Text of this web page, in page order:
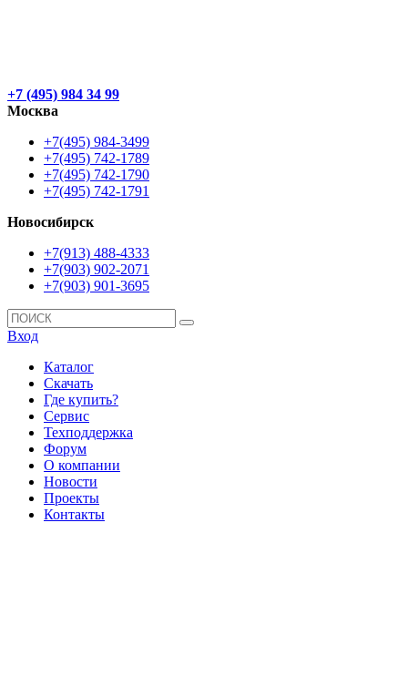
+7 (495) 984 34 99
Москва
+7(495) 984-3499
+7(495) 742-1789
+7(495) 742-1790
+7(495) 742-1791
Новосибирск
+7(913) 488-4333
+7(903) 902-2071
+7(903) 901-3695
Вход
Каталог
Скачать
Где купить?
Сервис
Техподдержка
Форум
О компании
Новости
Проекты
Контакты